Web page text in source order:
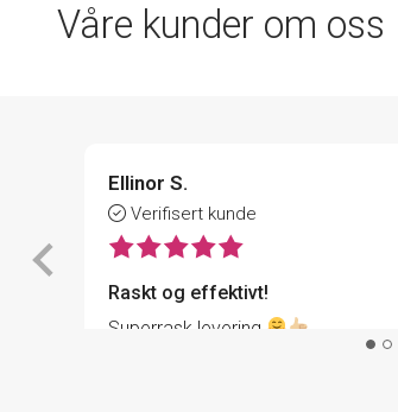
Våre kunder om oss
Ellinor S.
Verifisert kunde
Raskt og effektivt!
Superrask levering